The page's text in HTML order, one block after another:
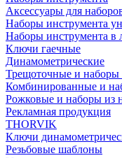
Аксессуары для
Наборы инструмента
Наборы инструмента в
Ключи гаечные
Динамометрические
Трещоточные и наборы
Комбинированные и
Рожковые и наборы из
Рекламная продукция
THORVIK
Ключи
Резьбовые шаблоны